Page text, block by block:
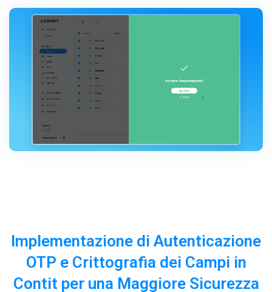
Implementazione di Autenticazione
OTP e Crittografia dei Campi in
Contit per una Maggiore Sicurezza